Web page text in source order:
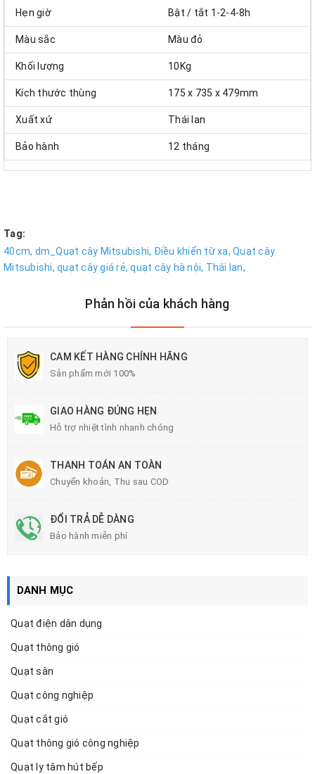
Hẹn giờ Bật / tắt 1-2-4-8h
Màu sắc Màu đỏ
Khối lượng 10Kg
Kích thước thùng 175 x 735 x 479mm
Xuất xứ Thái lan
Bảo hành 12 tháng
Tag:
40cm, dm_Quạt cây Mitsubishi, Điều khiển từ xa, Quạt cây
Mitsubishi, quạt cây giá rẻ, quạt cây hà nội, Thái lan,
Phản hồi của khách hàng
CAM KẾT HÀNG CHÍNH HÃNG
Sản phẩm mới 100%
GIAO HÀNG ĐÚNG HẸN
Hỗ trợ nhiệt tình nhanh chóng
THANH TOÁN AN TOÀN
Chuyển khoản, Thu sau COD
ĐỔI TRẢ DỄ DÀNG
Bảo hành miễn phí
DANH MỤC
Quạt điện dân dụng
Quạt thông gió
Quạt sàn
Quạt công nghiệp
Quạt cắt gió
Quạt thông gió công nghiệp
Quạt ly tâm hút bếp